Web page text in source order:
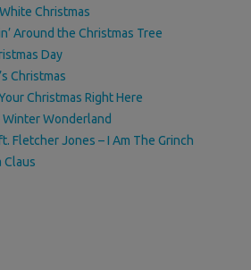
Christmas
Around the Christmas Tree
Day
Christmas
Christmas Right Here
Wonderland
Fletcher Jones – I Am The Grinch
Claus